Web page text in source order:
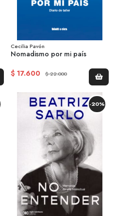
Cecilia Pavón
Nomadismo por mi país
$ 17.600
$ 22.000
-20%